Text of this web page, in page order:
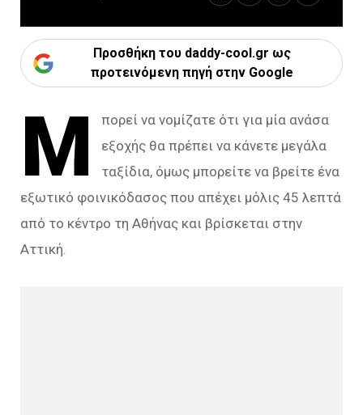
Προσθήκη του daddy-cool.gr ως
προτεινόμενη πηγή στην Google
Μ
πορεί να νομίζατε ότι για μία ανάσα
εξοχής θα πρέπει να κάνετε μεγάλα
ταξίδια, όμως μπορείτε να βρείτε ένα
εξωτικό φοινικόδασος που απέχει μόλις 45 λεπτά
από το κέντρο τη Αθήνας και βρίσκεται στην
Αττική.